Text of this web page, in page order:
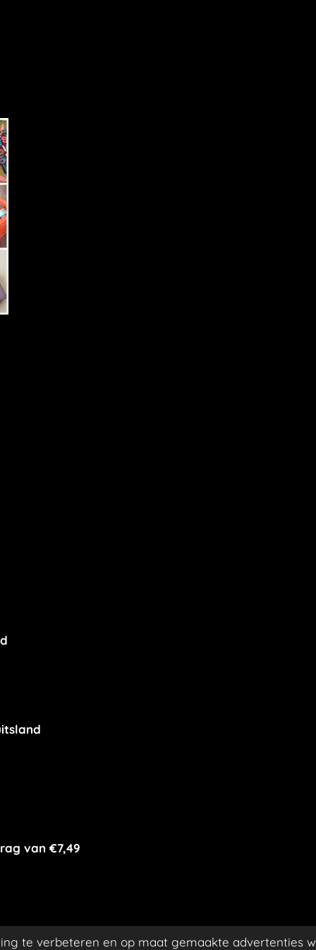
te verbeteren en op maat gemaakte advertenties
van €7,49